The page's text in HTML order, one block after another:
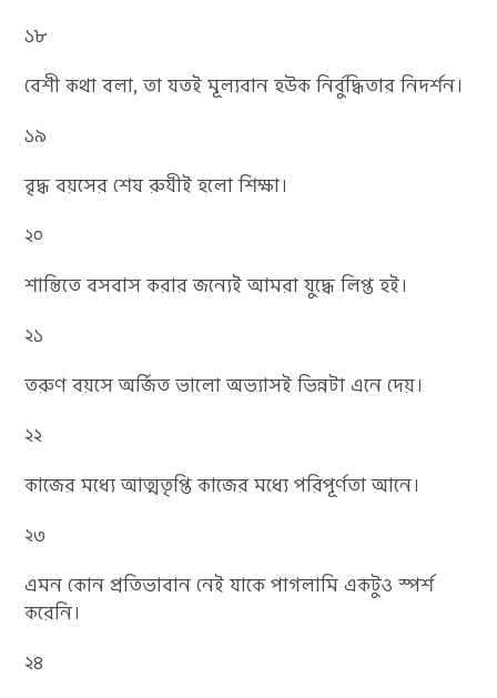
১৮
বেশী কথা বলা, তা যতই মূল্যবান হউক নির্বুদ্ধিতার নিদর্শন।
১৯
বৃদ্ধ বয়সের শেষ রুযীই হলো শিক্ষা।
২০
শান্তিতে বসবাস করার জন্যেই আমরা যুদ্ধে লিপ্ত হই।
২১
তরুণ বয়সে অর্জিত ভালো অভ্যাসই ভিন্নটা এনে দেয়।
২২
কাজের মধ্যে আত্মতৃপ্তি কাজের মধ্যে পরিপূর্ণতা আনে।
২৩
এমন কোন প্রতিভাবান নেই যাকে পাগলামি একটুও স্পর্শ
করেনি।
২৪